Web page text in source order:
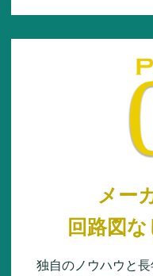
メー
回路図な
独自のノウハウと